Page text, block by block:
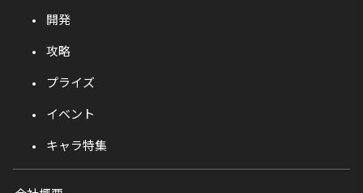
開発
攻略
プライズ
イベント
キャラ特集